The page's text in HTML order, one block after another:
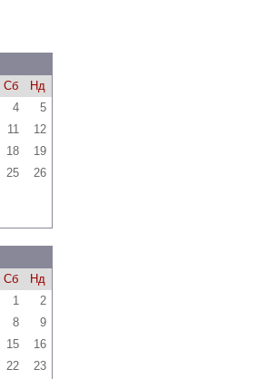
Сб
Нд
4
5
11
12
18
19
25
26
Сб
Нд
1
2
8
9
15
16
22
23